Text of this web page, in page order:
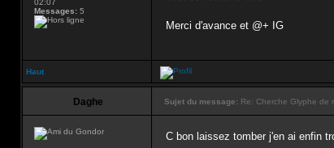
02:07
Messages: 5
Merci d'avance et @+ IG
Haut
Daghe Sujet du message: Re: Cherche Glyphe de
C bon laissez tomber j'en ai enfin